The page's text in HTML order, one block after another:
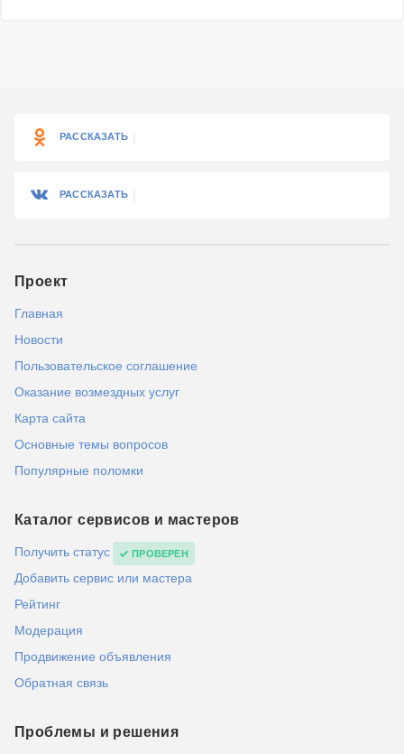
РАССКАЗАТЬ
РАССКАЗАТЬ
Проект
Главная
Новости
Пользовательское соглашение
Оказание возмездных услуг
Карта сайта
Основные темы вопросов
Популярные поломки
Каталог сервисов и мастеров
Получить статус ПРОВЕРЕН
Добавить сервис или мастера
Рейтинг
Модерация
Продвижение объявления
Обратная связь
Проблемы и решения